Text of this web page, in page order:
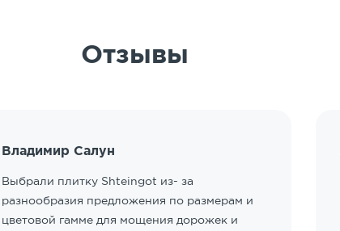
Отзывы
Владимир Салун
Выбрали плитку Shteingot из- за
разнообразия предложения по размерам и
цветовой гамме для мощения дорожек и